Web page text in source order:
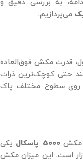
به بررسی دقیق و
می‌پردازیم.
قدرت مکش فوق‌العاده
حتی کوچک‌ترین ذرات
روی سطوح مختلف پاک
5000 پاسکال
یکی
است. این میزان مکش